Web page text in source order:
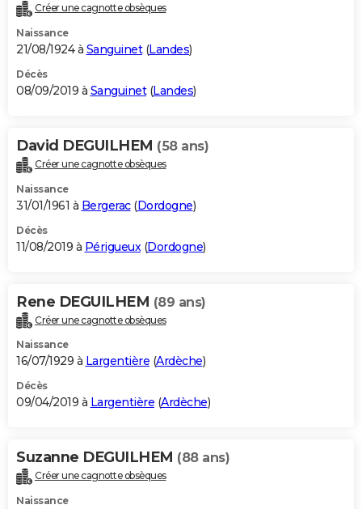
Créer une cagnotte obsèques
Naissance
21/08/1924 à Sanguinet(Landes)
Décès
08/09/2019 à Sanguinet(Landes)
David DEGUILHEM (58 ans)
Créer une cagnotte obsèques
Naissance
31/01/1961 à Bergerac(Dordogne)
Décès
11/08/2019 à Périgueux (Dordogne)
Rene DEGUILHEM (89 ans)
Créer une cagnotte obsèques
Naissance
16/07/1929 à Largentière (Ardèche)
Décès
09/04/2019 à Largentière (Ardèche)
Suzanne DEGUILHEM (88 ans)
Créer une cagnotte obsèques
Naissance